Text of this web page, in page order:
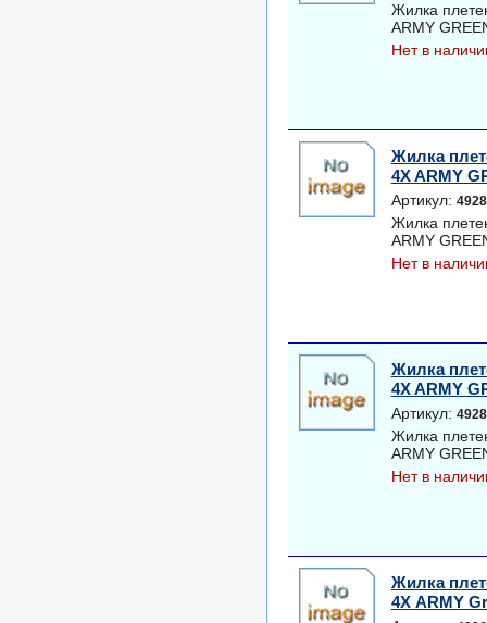
Жилка
ARMY
Нет в
Жилка
4X ARMY
Артикул:
Жилка
ARMY
Нет в
Жилка
4X ARMY
Артикул:
Жилка
ARMY
Нет в
Жилка
4Х ARMY